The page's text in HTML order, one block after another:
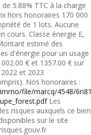
5.88% TTC à la charge
hors honoraires 170 000
de 1 lots. Aucune
cours. Classe énergie E,
estimé des
d'énergie pour un usage
€ et 1357.00 € sur
et 2023
Nos honoraires :
file/marcq/4548/6n81
Les
risques auxquels ce bien
sur le site